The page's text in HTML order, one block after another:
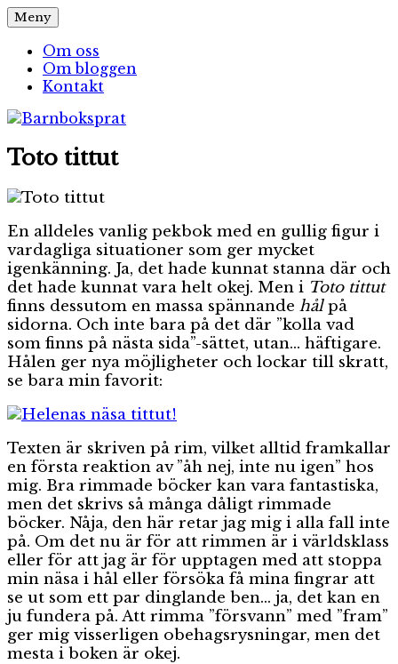
Hoppa
till
innehåll
Barnboksprat
– en blogg om barnböcker
Meny
Om oss
Om bloggen
Kontakt
Toto tittut
En alldeles vanlig pekbok med en gullig figur i
vardagliga situationer som ger mycket
igenkänning. Ja, det hade kunnat stanna där och
det hade kunnat vara helt okej. Men i Toto tittut
finns dessutom en massa spännande hålpå
sidorna. Och inte bara på det där ”kolla vad
som finns på nästa sida”-sättet, utan… häftigare.
Hålen ger nya möjligheter och lockar till skratt,
se bara min favorit:
Texten är skriven på rim, vilket alltid framkallar
en första reaktion av ”åh nej, inte nu igen” hos
mig. Bra rimmade böcker kan vara fantastiska,
men det skrivs så många dåligt rimmade
böcker. Nåja, den här retar jag mig i alla fall inte
på. Om det nu är för att rimmen är i världsklass
eller för att jag är för upptagen med att stoppa
min näsa i hål eller försöka få mina fingrar att
se ut som ett par dinglande ben… ja, det kan en
ju fundera på. Att rimma ”försvann” med ”fram”
ger mig visserligen obehagsrysningar, men det
mesta i boken är okej.